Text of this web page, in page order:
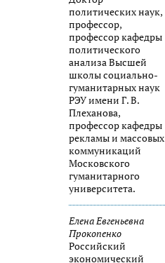
политических наук,
профессор,
профессор кафедры
политического
анализа Высшей
школы социально-
гуманитарных наук
РЭУ имени Г. В.
Плеханова,
профессор кафедры
рекламы и массовых
коммуникаций
Московского
гуманитарного
университета.
Елена Евгеньевна
Прокопенко
Российский
экономический